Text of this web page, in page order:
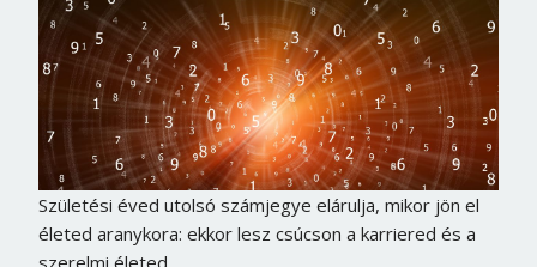
Születési éved utolsó számjegye elárulja, mikor jön el
életed aranykora: ekkor lesz csúcson a karriered és a
szerelmi életed